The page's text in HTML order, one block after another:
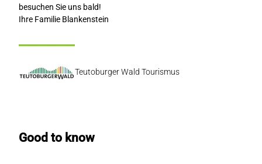
besuchen Sie uns bald!
Ihre Familie Blankenstein
Teutoburger Wald Tourismus
Good to know